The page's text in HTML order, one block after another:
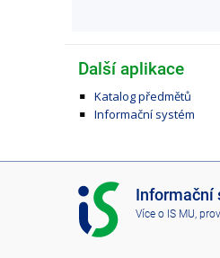
Další aplikace
Katalog předmětů
Informační systém
I
S
M
Informační
Více o IS MU ,